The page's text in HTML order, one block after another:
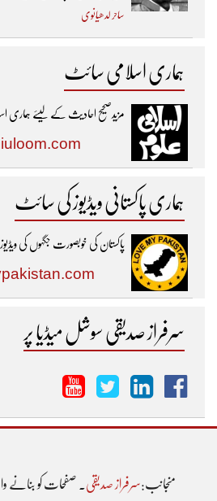
ساحر لدھیانوی
ہماری اسلامی سائٹ
مزیدصحیح احادیث کے لیئے ہماری
ہماری پاکستانی ویڈیوز کی سائٹ
پاکستان کی خوبصورت جگہوں کی
سرفراز صدیقی سوشل میڈیا پر
منجانب:سرفراز صدیقی ۔ صفحات کو بنانے